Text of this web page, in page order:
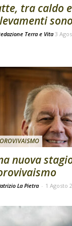
tra caldo
Terra e Vita3
nuova
La Pietra - 1 Agosto